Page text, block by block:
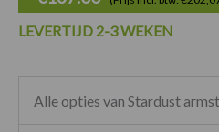
LEVERTIJD 2-3 WEKEN
Alle opties van Stardust